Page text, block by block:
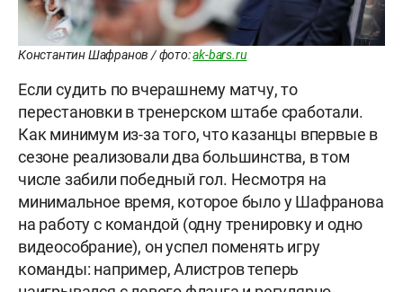
Константин Шафранов / фото:ak-bars.ru
Если судить по вчерашнему матчу, то
перестановки в тренерском штабе сработали.
Как минимум из-за того, что казанцы впервые в
сезоне реализовали два большинства, в том
числе забили победный гол. Несмотря на
минимальное время, которое было у Шафранова
на работу с командой (одну тренировку и одно
видеособрание), он успел поменять игру
команды: например, Алистровтеперь